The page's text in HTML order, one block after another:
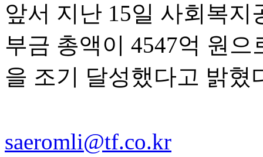
앞서 지난 15일 사회복
부금 총액이 4547억 원
을 조기 달성했다고 밝혔
saeromli@tf.co.kr